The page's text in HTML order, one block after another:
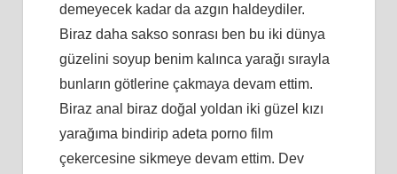
demeyecek kadar da azgın haldeydiler.
Biraz daha sakso sonrası ben bu iki dünya
güzelini soyup benim kalınca yarağı sırayla
bunların götlerine çakmaya devam ettim.
Biraz anal biraz doğal yoldan iki güzel kızı
yarağıma bindirip adeta porno film
çekercesine sikmeye devam ettim. Dev